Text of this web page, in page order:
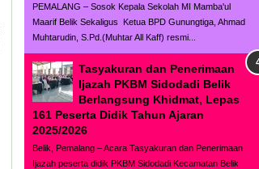
PEMALANG – Sosok Kepala Sekolah MI Mamba'ul
Maarif Belik Sekaligus Ketua BPD Gunungtiga, Ahmad
Muhtarudin, S.Pd.(Muhtar All Kaff) resmi...
Tasyakuran dan Penerimaan
Ijazah PKBM Sidodadi Belik
Berlangsung Khidmat, Lepas
161 Peserta Didik Tahun Ajaran
2025/2026
Belik, Pemalang – Acara Tasyakuran dan Penerimaan
Ijazah peserta didik PKBM Sidodadi Kecamatan Belik